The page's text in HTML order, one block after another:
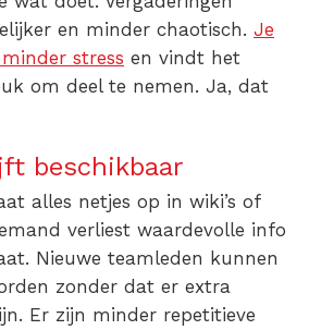
en minder chaotisch. Je
stress en vindt het
om deel te nemen. Ja, dat
beschikbaar
alles netjes op in wiki’s of
verliest waardevolle info
Nieuwe teamleden kunnen
zonder dat er extra
Er zijn minder repetitieve